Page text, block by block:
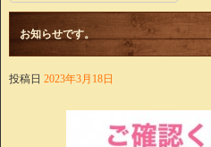
お知らせです。
投稿日 2023年3月18日